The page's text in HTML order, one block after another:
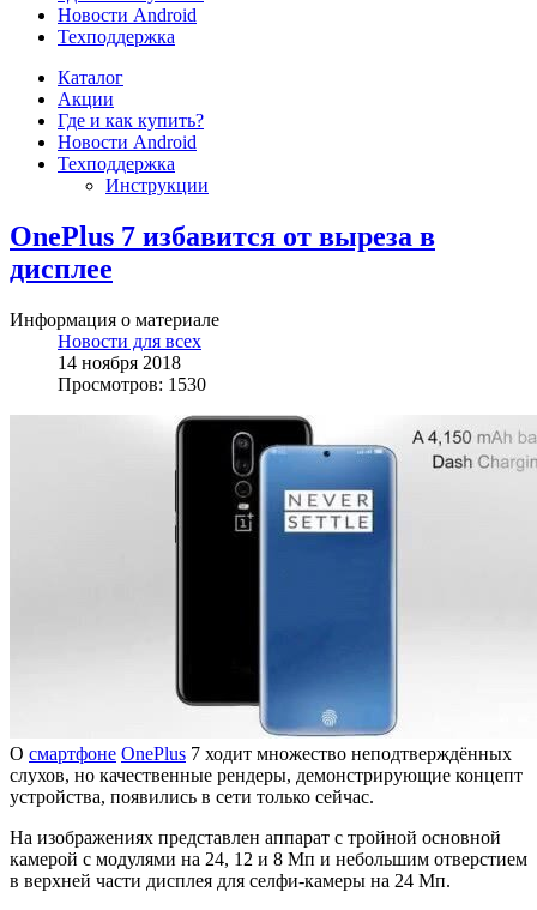
Новости Android
Техподдержка
Каталог
Акции
Где и как купить?
Новости Android
Техподдержка
Инструкции
OnePlus 7 избавится от выреза в
дисплее
Информация о материале
Новости для всех
14 ноября 2018
Просмотров: 1530
О смартфоне OnePlus 7 ходит множество неподтверждённых
слухов, но качественные рендеры, демонстрирующие концепт
устройства, появились в сети только сейчас.
На изображениях представлен аппарат с тройной основной
камерой с модулями на 24, 12 и 8 Мп и небольшим отверстием
в верхней части дисплея для селфи-камеры на 24 Мп.